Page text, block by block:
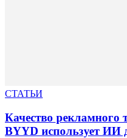
СТАТЬИ
Качество рекламного
BYYD использует ИИ